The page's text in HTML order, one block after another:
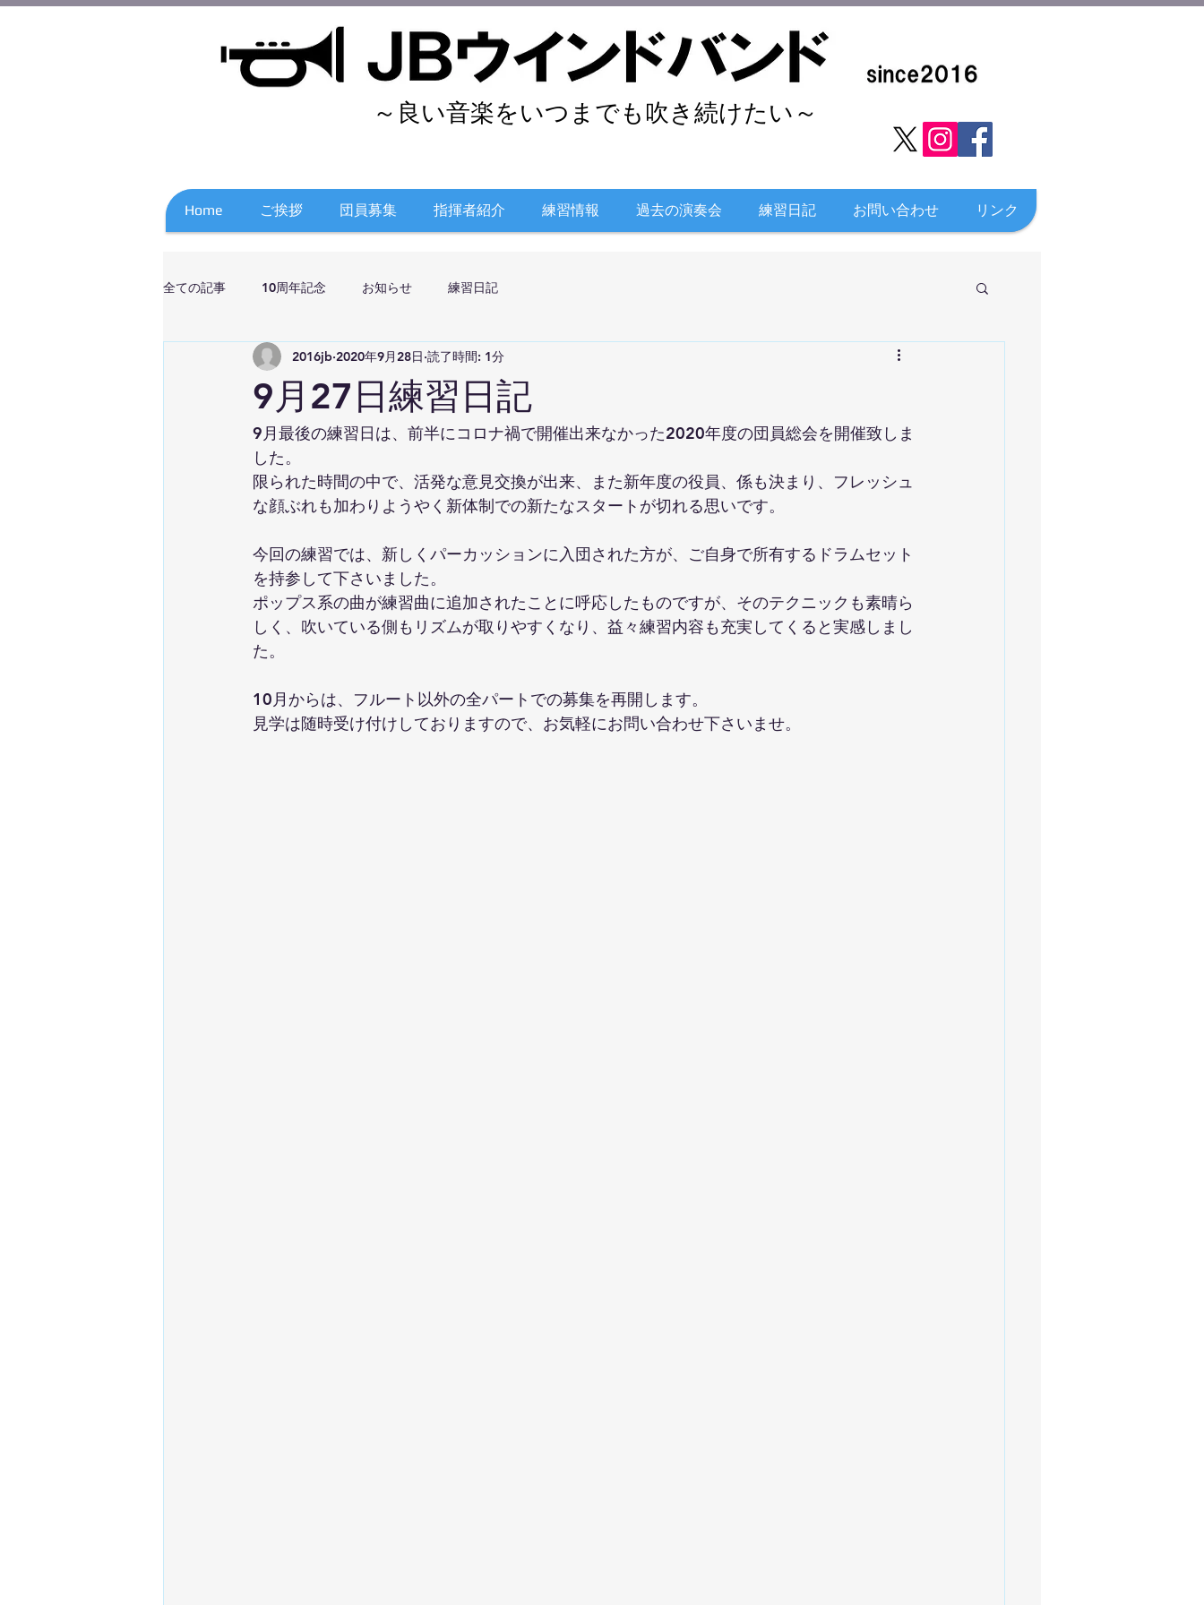
～良い音楽をいつまでも吹き続けたい～​
Home ご挨拶 団員募集 指揮者紹介 練習情報 過去の演奏会 練習日記 お問い合わせ リンク
全ての記事 10周年記念 お知らせ 練習日記
9月27日練習日記
2016jb 2020年9月28日 読了時間: 1分
9月最後の練習日は、前半にコロナ禍で開催出来なかった2020年度の団員総会を開催致しま
した。
限られた時間の中で、活発な意見交換が出来、また新年度の役員、係も決まり、フレッシュ
な顔ぶれも加わりようやく新体制での新たなスタートが切れる思いです。
今回の練習では、新しくパーカッションに入団された方が、ご自身で所有するドラムセット
を持参して下さいました。
ポップス系の曲が練習曲に追加されたことに呼応したものですが、そのテクニックも素晴ら
しく、吹いている側もリズムが取りやすくなり、益々練習内容も充実してくると実感しまし
た。
10月からは、フルート以外の全パートでの募集を再開します。
見学は随時受け付けしておりますので、お気軽にお問い合わせ下さいませ。